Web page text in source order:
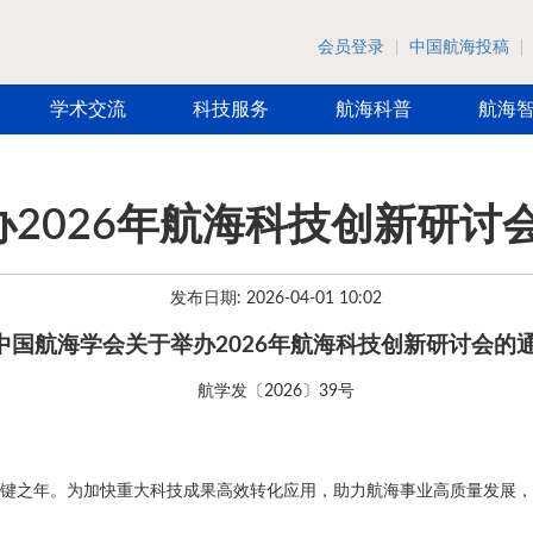
会员登录 中国航海投稿
学术交流 科技服务 航海科普 航海
2026年航海科技创新研讨
发布日期: 2026-04-01 10:02
国航海学会关于举办2026年航海科技创新研讨会的
航学发〔2026〕39号
之年。为加快重大科技成果高效转化应用，助力航海事业高质量发展